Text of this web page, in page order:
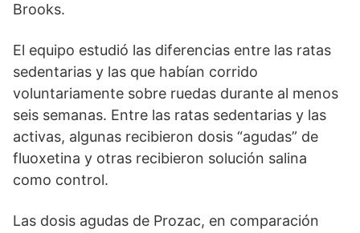
Brooks.
El equipo estudió las diferencias entre las ratas
sedentarias y las que habían corrido
voluntariamente sobre ruedas durante al menos
seis semanas. Entre las ratas sedentarias y las
activas, algunas recibieron dosis “agudas” de
fluoxetina y otras recibieron solución salina
como control.
Las dosis agudas de Prozac, en comparación